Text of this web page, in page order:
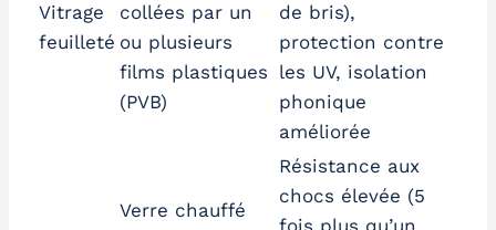
Vitrage
feuilleté
collées par un
ou plusieurs
films plastiques
(PVB)
de bris),
protection contre
les UV, isolation
phonique
améliorée
Verre chauffé
Résistance aux
chocs élevée (5